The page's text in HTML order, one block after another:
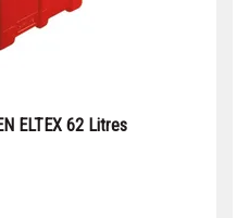
ELTEX 62 Litres